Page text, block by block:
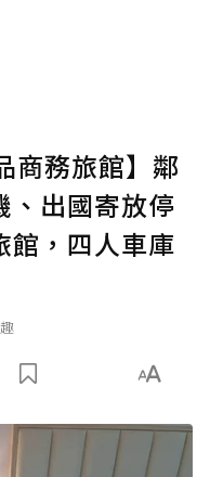
商務旅館】鄰
、出國寄放停
館，四人車庫